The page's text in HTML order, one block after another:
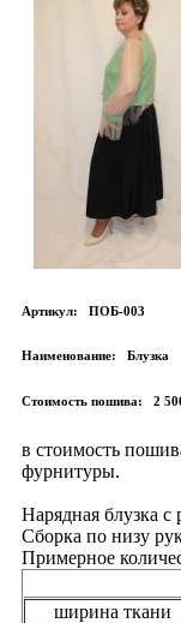
Артикул: ПОБ-003
Наименование: Блузка
Стоимость пошива: 2
в стоимость
фурнитуры.
Нарядная блузка с
Сборка по низу
Примерное
ширина ткани